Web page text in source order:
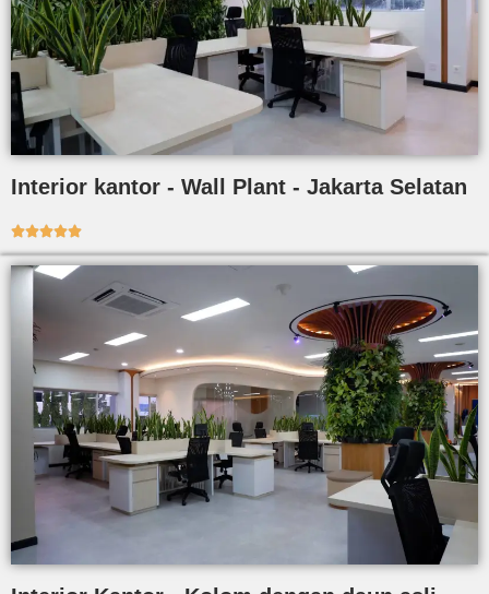
Interior kantor - Wall Plant - Jakarta Selatan
